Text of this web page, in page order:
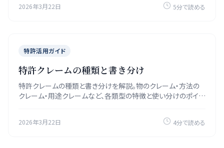
2026年3月22日 5分で読める
特許活用ガイド
特許クレームの種類と書き分け
特許クレームの種類と書き分けを解説。物のクレーム・方法の
クレーム・用途クレームなど、各類型の特徴と使い分けのポイン
2026年3月22日 4分で読める